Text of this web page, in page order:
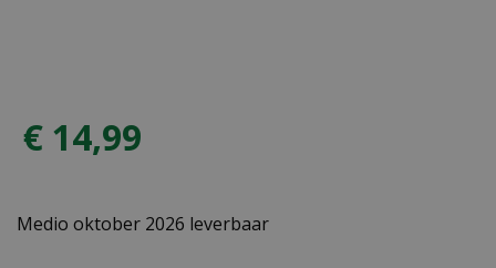
€ 14,99
Medio oktober 2026 leverbaar